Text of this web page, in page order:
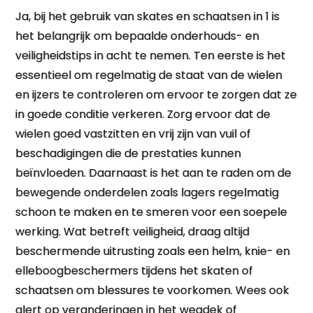
Ja, bij het gebruik van skates en schaatsen in 1 is
het belangrijk om bepaalde onderhouds- en
veiligheidstips in acht te nemen. Ten eerste is het
essentieel om regelmatig de staat van de wielen
en ijzers te controleren om ervoor te zorgen dat ze
in goede conditie verkeren. Zorg ervoor dat de
wielen goed vastzitten en vrij zijn van vuil of
beschadigingen die de prestaties kunnen
beïnvloeden. Daarnaast is het aan te raden om de
bewegende onderdelen zoals lagers regelmatig
schoon te maken en te smeren voor een soepele
werking. Wat betreft veiligheid, draag altijd
beschermende uitrusting zoals een helm, knie- en
elleboogbeschermers tijdens het skaten of
schaatsen om blessures te voorkomen. Wees ook